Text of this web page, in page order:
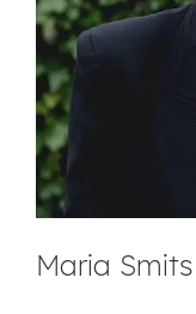
Maria Smits